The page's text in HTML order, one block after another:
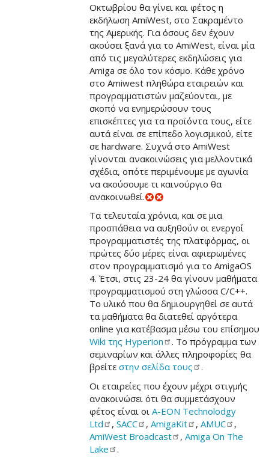
Οκτωβρίου θα γίνει και φέτος η
εκδήλωση AmiWest, στο Σακραμέντο
της Αμερικής. Για όσους δεν έχουν
ακούσει ξανά για το AmiWest, είναι μία
από τις μεγαλύτερες εκδηλώσεις για
Amiga σε όλο τον κόσμο. Κάθε χρόνο
στο Amiwest πληθώρα εταιρειών και
προγραμματιστών μαζεύονται, με
σκοπό να ενημερώσουν τους
επισκέπτες για τα προϊόντα τους, είτε
αυτά είναι σε επίπεδο λογισμικού, είτε
σε hardware. Συχνά στο AmiWest
γίνονται ανακοινώσεις για μελλοντικά
σχέδια, οπότε περιμένουμε με αγωνία
να ακούσουμε τι καινούργιο θα
ανακοινωθεί.
Τα τελευταία χρόνια, και σε μια
προσπάθεια να αυξηθούν οι ενεργοί
προγραμματιστές της πλατφόρμας, οι
πρώτες δύο μέρες είναι αφιερωμένες
στον προγραμματισμό για το AmigaOS
4. Έτσι, στις 23-24 θα γίνουν μαθήματα
προγραμματισμού στη γλώσσα C/C++.
Το υλικό που θα δημιουργηθεί σε αυτά
τα μαθήματα θα διατεθεί αργότερα
online για κατέβασμα μέσω του επίσημου
Wiki της Hyperion
. Το πρόγραμμα των
σεμιναρίων και άλλες πληροφορίες θα
βρείτεστην σελίδατους
.
Οι εταιρείες που έχουν μέχρι στιγμής
ανακοινώσει ότι θα συμμετάσχουν
φέτος είναι οιA-EON Technolodgy
Ltd
,SACC ,AmigaKit ,AMUC
,
AmiWest Broadcast ,Amiga On The
Lake
.